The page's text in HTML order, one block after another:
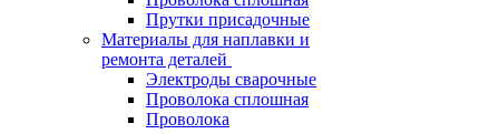
Прутки присадочные
Материалы для наплавки и
ремонта деталей
Электроды сварочные
Проволока сплошная
Проволока